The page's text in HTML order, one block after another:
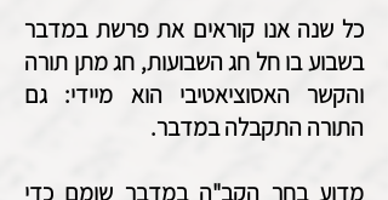
כל שנה אנו קוראים את פרשת במדבר
בשבוע בו חל חג השבועות, חג מתן תורה
והקשר האסוציאטיבי הוא מיידי: גם
התורה התקבלה במדבר.
מדוע בחר הקב"ה במדבר שומם כדי